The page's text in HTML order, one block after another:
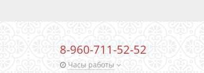
8-960-711-52-52
Часы работы